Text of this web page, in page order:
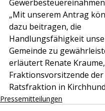
„Mit unserem Antrag
dazu beitragen, die
Handlungsfähigkeit
Gemeinde zu
erläutert Renate Kraume,
Fraktionsvorsitzende der
Ratsfraktion in
Pressemitteilungen